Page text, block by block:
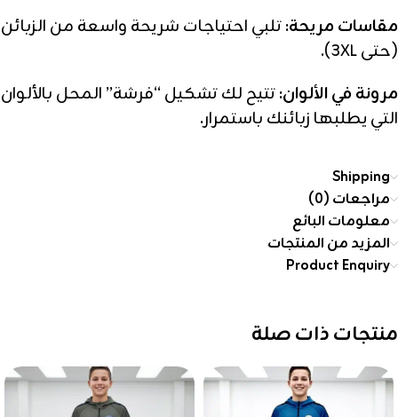
مقاسات مريحة:تلبي احتياجات شريحة واسعة من الزبائن
(حتى 3XL).
مرونة في الألوان:تتيح لك تشكيل “فرشة” المحل بالألوان
التي يطلبها زبائنك باستمرار.
Shipping
مراجعات (0)
معلومات البائع
المزيد من المنتجات
Product Enquiry
منتجات ذات صلة